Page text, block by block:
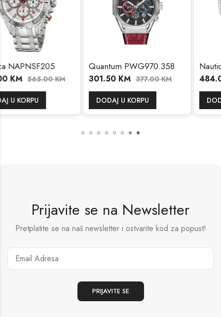
Quantum PWG970.358
301.50KM 377.00KM
Nautica NAPBFF103
484.00 605.00
Prijavite se na Newsletter
Pretplatite se na naš newsletter i ostvarite kod za popust!